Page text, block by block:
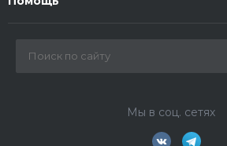
Мы в соц. сетях